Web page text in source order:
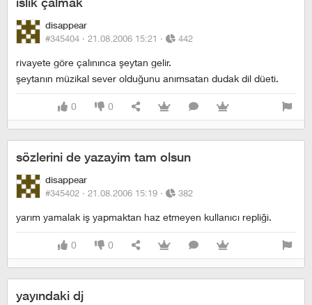
disappear
#345404 · 21.08.2006 15:21 · 442
rivayete göre çalınınca şeytan gelir.
şeytanın müzikal sever olduğunu anımsatan dudak dil düeti.
0 0
sözlerini de yazayim tam olsun
disappear
#345402 · 21.08.2006 15:19 · 382
yarım yamalak iş yapmaktan haz etmeyen kullanıcı repliği.
0 0
yayındaki dj